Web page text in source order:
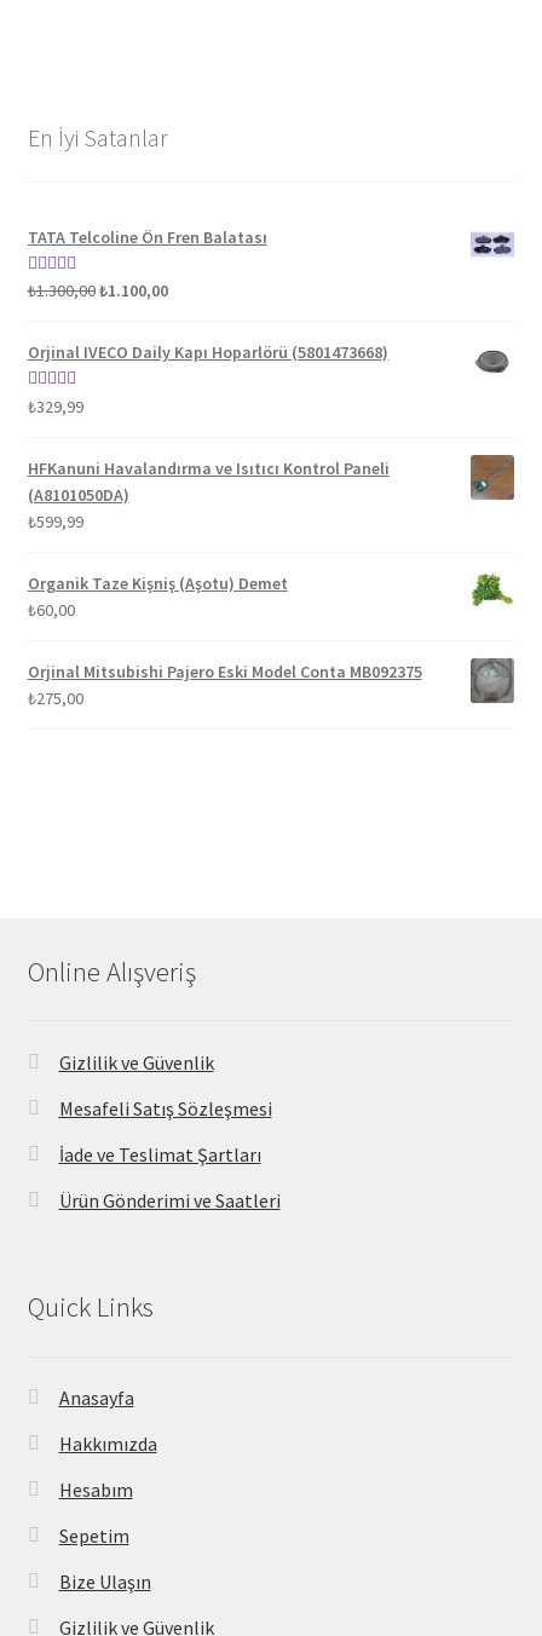
En İyi Satanlar
TATA Telcoline Ön Fren Balatası
5 üzerinden
₺1.300,00Orijinal
₺1.300,00.
₺1.100,00Şu
fiyat:
Orjinal IVECO Daily Kapı Hoparlörü (5801473668)
5 üzerinden
₺329,99
HFKanuni Havalandırma ve Isıtıcı Kontrol Paneli
(A8101050DA)
₺599,99
Organik Taze Kişniş (Aşotu) Demet
₺60,00
Orjinal Mitsubishi Pajero Eski Model Conta MB092375
₺275,00
Online Alışveriş
Gizlilik ve Güvenlik
Mesafeli Satış Sözleşmesi
İade ve Teslimat Şartları
Ürün Gönderimi ve Saatleri
Quick Links
Anasayfa
Hakkımızda
Hesabım
Sepetim
Bize Ulaşın
Gizlilik ve Güvenlik